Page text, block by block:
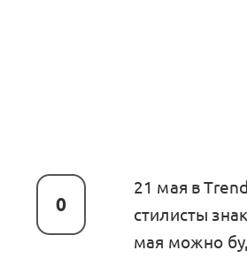
0
21 мая в
стилисты
мая можно